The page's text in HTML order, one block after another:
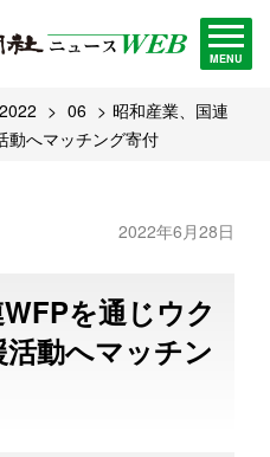
MENU
2022 06
昭和産業、国連
動へマッチング寄付
2022年6月28日
を通じウク
動へマッチン